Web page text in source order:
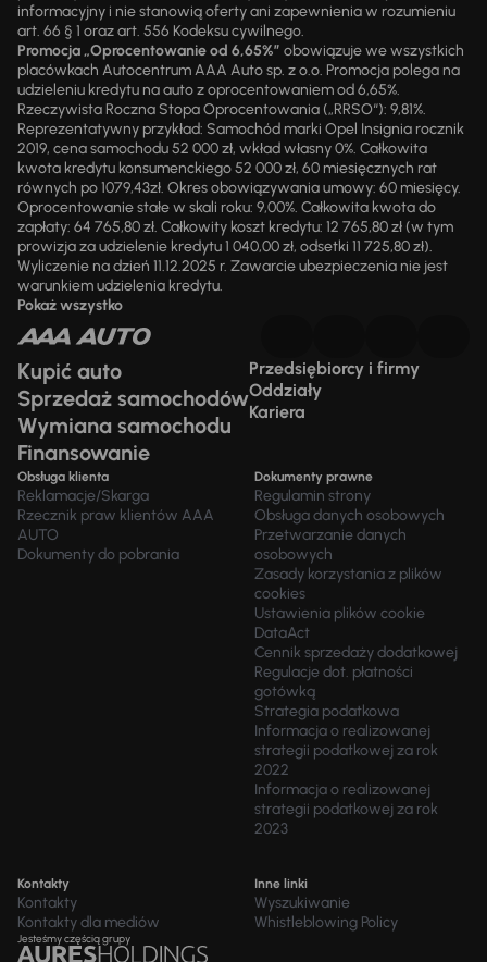
informacyjny i nie stanowią oferty ani zapewnienia w rozumieniu
art. 66 § 1 oraz art. 556 Kodeksu cywilnego.
Promocja „Oprocentowanie od 6,65%” obowiązuje we wszystkich
placówkach Autocentrum AAA Auto sp. z o.o. Promocja polega na
udzieleniu kredytu na auto z oprocentowaniem od 6,65%.
Rzeczywista Roczna Stopa Oprocentowania („RRSO“): 9,81%.
Reprezentatywny przykład: Samochód marki Opel Insignia rocznik
2019, cena samochodu 52 000 zł, wkład własny 0%. Całkowita
kwota kredytu konsumenckiego 52 000 zł, 60 miesięcznych rat
równych po 1079,43zł. Okres obowiązywania umowy: 60 miesięcy.
Oprocentowanie stałe w skali roku: 9,00%. Całkowita kwota do
zapłaty: 64 765,80 zł. Całkowity koszt kredytu: 12 765,80 zł (w tym
prowizja za udzielenie kredytu 1 040,00 zł, odsetki 11 725,80 zł).
Wyliczenie na dzień 11.12.2025 r. Zawarcie ubezpieczenia nie jest
warunkiem udzielenia kredytu.
Pokaż wszystko
Kupić auto
Sprzedaż samochodów
Wymiana samochodu
Finansowanie
Przedsiębiorcy i firmy
Oddziały
Kariera
Obsługa klienta
Reklamacje/Skarga
Rzecznik praw klientów AAA
AUTO
Dokumenty do pobrania
Dokumenty prawne
Regulamin strony
Obsługa danych osobowych
Przetwarzanie danych
osobowych
Zasady korzystania z plików
cookies
Ustawienia plików cookie
DataAct
Cennik sprzedaży dodatkowej
Regulacje dot. płatności
gotówką
Strategia podatkowa
Informacja o realizowanej
strategii podatkowej za rok
2022
Informacja o realizowanej
strategii podatkowej za rok
2023
Kontakty
Kontakty
Kontakty dla mediów
Inne linki
Wyszukiwanie
Whistleblowing Policy
Jesteśmy częścią grupy